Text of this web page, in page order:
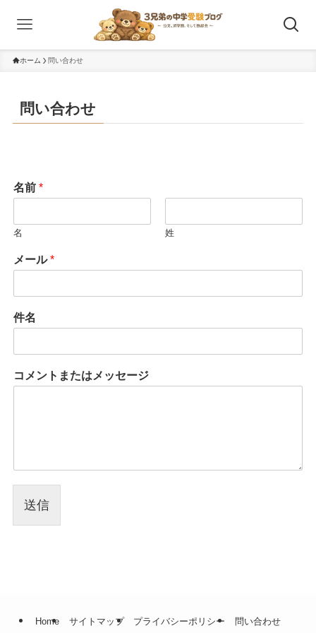
ホーム 問い合わせ
問い合わせ
名前 *
名 姓
メール*
件名
コメントまたはメッセージ
送信
Home サイトマップ プライバシーポリシー 問い合わせ